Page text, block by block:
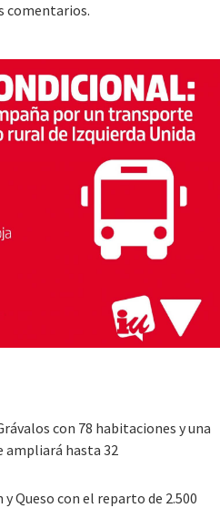
comentarios.
con 78 habitaciones y una
ampliará hasta 32
Queso con el reparto de 2.500